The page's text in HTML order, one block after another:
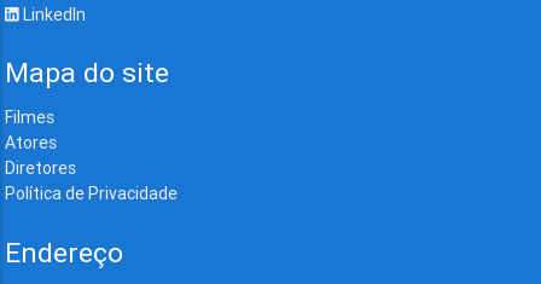
LinkedIn
Mapa do site
Filmes
Atores
Diretores
Política de Privacidade
Endereço